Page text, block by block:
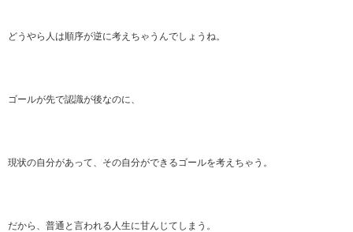
どうやら人は順序が逆に考えちゃうんでしょうね。
ゴールが先で認識が後なのに、
現状の自分があって、その自分ができるゴールを考えちゃう。
だから、普通と言われる人生に甘んじてしまう。